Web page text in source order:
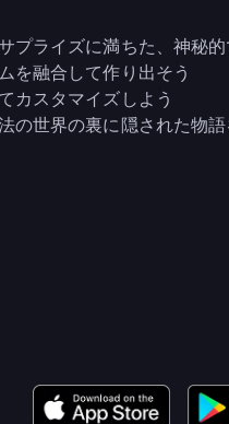
プライズに満ちた、神秘
を融合して作り出そう
カスタマイズしよう
の世界の裏に隠された物語